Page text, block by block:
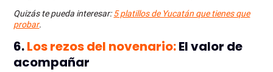
Quizás te pueda interesar:5 platillos de Yucatán que tienes que
probar.
6.Los rezos del novenario:El valor de
acompañar